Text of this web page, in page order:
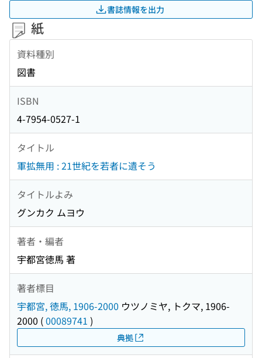
書誌情報を出力
紙
資料種別
図書
ISBN
4-7954-0527-1
タイトル
軍拡無用 : 21世紀を若者に遺そう
タイトルよみ
グンカク ムヨウ
著者・編者
宇都宮徳馬 著
著者標目
宇都宮, 徳馬, 1906-2000 ウツノミヤ, トクマ, 1906-
2000 (00089741 )
典拠